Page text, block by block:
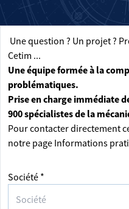
Une question ? Un projet ?
Cetim ...
Une équipe formée à la
problématiques.
Prise en charge immédiate
900 spécialistes de la
Pour contacter directement
notre page Informations
Société *